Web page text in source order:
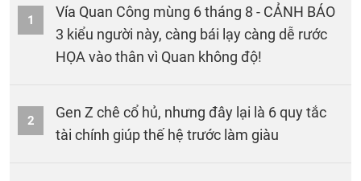
1
Vía Quan Công mùng 6 tháng 8 - CẢNH BÁO
3 kiểu người này, càng bái lạy càng dễ rước
HỌA vào thân vì Quan không độ!
2
Gen Z chê cổ hủ, nhưng đây lại là 6 quy tắc
tài chính giúp thế hệ trước làm giàu